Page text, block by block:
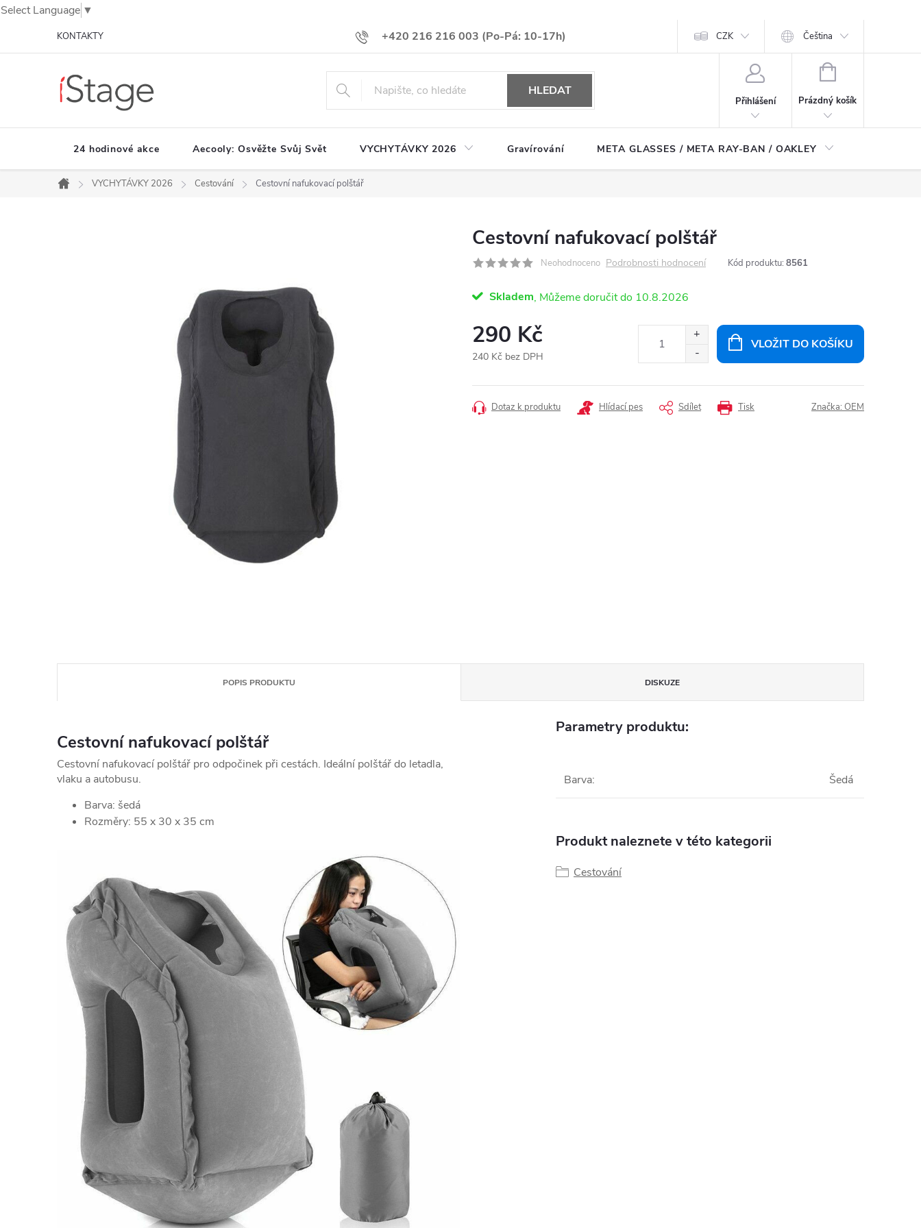
Select Language ▼
+420 216 216 003
KONTAKTY CZK Čeština
HLEDAT
Přihlášení
NÁKUPNÍ
Prázdný košík
24 hodinové akce Aecooly: Osvěžte Svůj Svět VYCHYTÁVKY 2026 Gravírování META GLASSES / META RAY-BAN / OAKLEY
Domů
VYCHYTÁVKY 2026 Cestování Cestovní nafukovací polštář
Cestovní nafukovací polštář
Neohodnoceno Podrobnosti hodnocení Kód produktu: 8561
Skladem 10.8.2026
290 Kč
240 Kč bez DPH
cena:
VLOŽIT DO KOŠÍKU
Tisk
Dotaz k produktu Hlídací pes Sdílet Značka: OEM
POPIS PRODUKTU DISKUZE
Cestovní nafukovací polštář
Cestovní nafukovací polštář pro odpočinek při cestách. Ideální polštář do letadla,
vlaku a autobusu.
Barva: šedá
Rozměry: 55 x 30 x 35 cm
Parametry produktu:
Barva: Šedá
Produkt naleznete v této kategorii
Cestování